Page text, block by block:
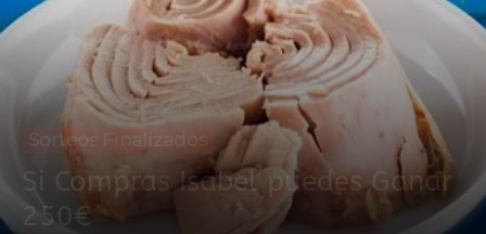
Sorteos Finalizados
Si Compras Isabel puedes Ganar
250€